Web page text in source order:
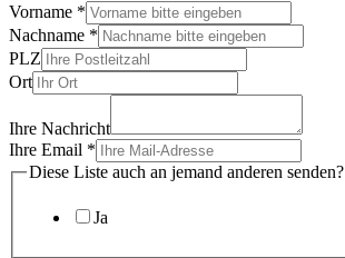
Vorname *
Nachname *
PLZ
Ort
Ihre Nachricht
Ihre Email *
Diese Liste auch an jemand anderen senden?
Ja